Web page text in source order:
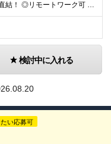
◎「大手町駅」出口直結！ ◎リモートワーク可 ※出社が発生するケースがあります ＜本社＞ 東京都千代田区大手町1-7-2 東京サンケイビル 26F (変更の範囲) 会社の定める勤務地
検討中に入れる
い応募可